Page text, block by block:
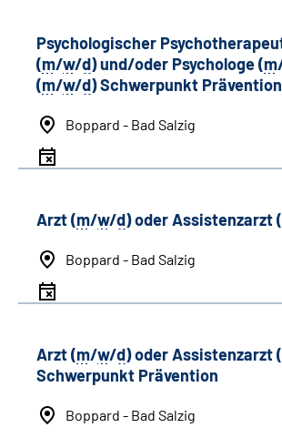
Psychologischer
(m/w/d) und/oder Psychologe (m
(m/w/d) Schwerpunkt Prävention
Boppard - Bad Salzig
Arzt (m/w/d) oder Assistenzarzt (
Boppard - Bad Salzig
Arzt (m/w/d) oder Assistenzarzt (
Schwerpunkt Prävention
Boppard - Bad Salzig